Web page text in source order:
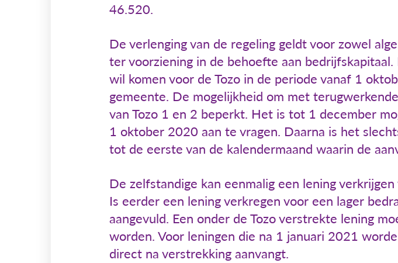
46.520.
De verlenging van de regeling geldt voor zowel
ter voorziening in de behoefte aan
wil komen voor de Tozo in de periode vanaf 1
gemeente. De mogelijkheid om met
van Tozo 1 en 2 beperkt. Het is tot 1 december
1 oktober 2020 aan te vragen. Daarna is het
tot de eerste van de kalendermaand waarin de
De zelfstandige kan eenmalig een lening
Is eerder een lening verkregen voor een lager
aangevuld. Een onder de Tozo verstrekte lening
worden. Voor leningen die na 1 januari 2021
direct na verstrekking aanvangt.